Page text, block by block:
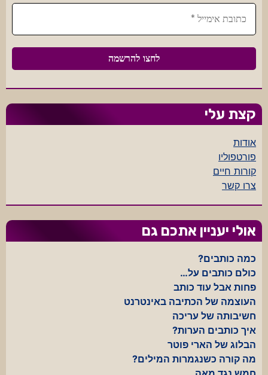
קצת עלי
אודות
פורטפוליו
קורות חיים
צרו קשר
אולי יעניין אתכם גם
כמה כותבים?
כולם כותבים על…
פחות אבל עוד כותב
העוצמה של הכתיבה באינטרנט
חשיבותה של עריכה
איך כותבים הערות?
הבלוג של הארי פוטר
מה קורה כשנגמרות המילים?